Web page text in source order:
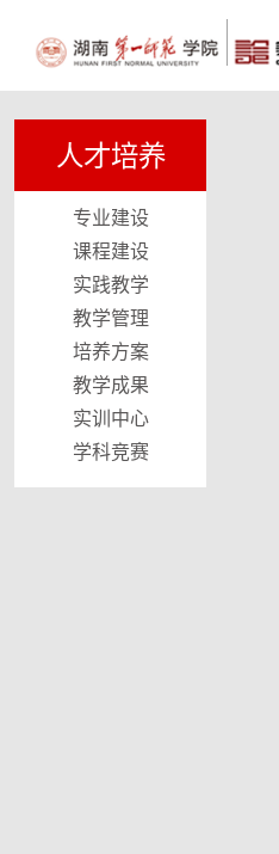
人才培养
专业建设
课程建设
实践教学
教学管理
培养方案
教学成果
实训中心
学科竞赛